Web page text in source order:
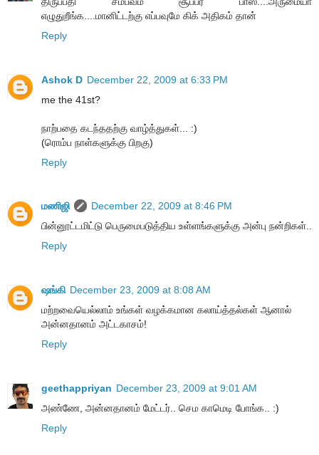
எழுதுறீங்க....மானிட்டற்கு எப்பவுமே கிக் அதிகம் தான்
Reply
Ashok D December 22, 2009 at 6:33 PM
me the 41st?
நாற்பதை கடந்ததற்கு வாழ்த்துகள்... :)
(ரொம்ப நாள்களுக்கு பிறகு)
Reply
மணிஜி
December 22, 2009 at 8:46 PM
பின்னூட்டமிட்டு பெருமைபடுத்திய உள்ளங்களுக்கு அன்பு நன்றிகள்..
Reply
ஷங்கி December 23, 2009 at 8:08 AM
மற்றவையெல்லாம் உங்கள் வழக்கமான கலாய்த்தல்கள் ஆனால்
அன்னதானம் அட்டகாசம்!
Reply
geethappriyan December 23, 2009 at 9:01 AM
அண்ணே, அன்னதானம் மேட்டர்.. செம காமெடி போங்க.. :)
Reply